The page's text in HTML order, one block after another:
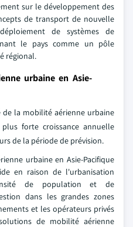
sur le développement des
de transport de nouvelle
de systèmes de
le pays comme un pôle
régional.
urbaine en Asie-
la mobilité aérienne urbaine
plus forte croissance annuelle
de la période de prévision.
urbaine en Asie-Pacifique
en raison de l'urbanisation
de population et de
dans les grandes zones
et les opérateurs privés
de mobilité aérienne